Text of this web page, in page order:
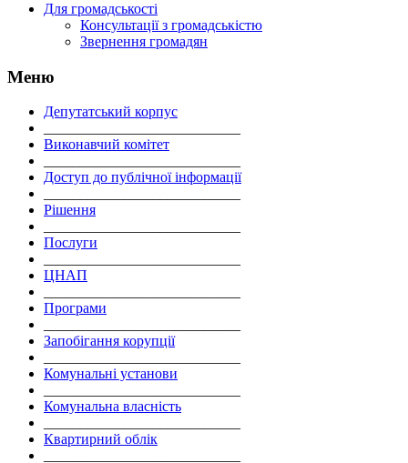
Для громадськості
Консультації з громадськістю
Звернення громадян
Меню
Депутатський корпус
Виконавчий комітет
Доступ до публічної інформації
Рішення
Послуги
ЦНАП
Програми
Запобігання корупції
Комунальні установи
Комунальна власність
Квартирний облік